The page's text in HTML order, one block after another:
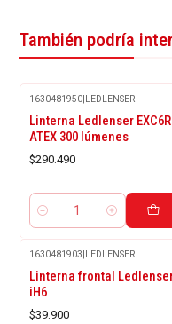
También podría
1630481950|LEDLENSER
Linterna Ledlenser EXC6R
ATEX 300 lúmenes
$290.490
Cantidad
1630481903 LEDLENSER
Linterna frontal
iH6
$39.900